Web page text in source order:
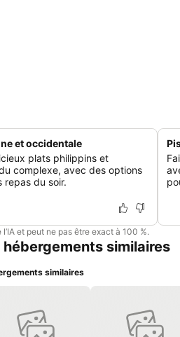
et occidentale
plats philippins et
complexe, avec des options
repas du soir.
et peut ne pas être exact à 100 %.
similaires
similaires